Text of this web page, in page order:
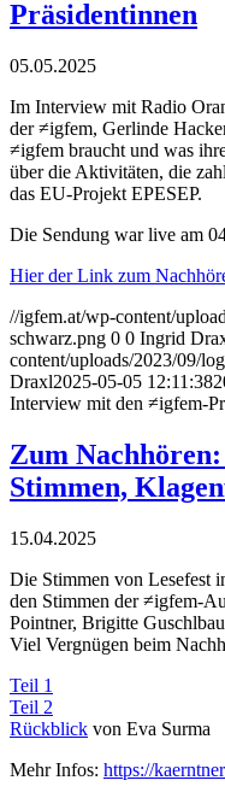
Präsidentinnen
05.05.2025
Im Interview mit Radio
der ≠igfem, Gerlinde
≠igfem braucht und was
über die Aktivitäten, die
das EU-Projekt EPESEP.
Die Sendung war live am
Hier der Link zum
//igfem.at/wp-content/
schwarz.png 0 0 Ingrid
content/uploads/2023/09/
Draxl2025-05-05 12:11:38
Interview mit den ≠igfem-
Zum
Stimmen,
15.04.2025
Die Stimmen von Lesefest
den Stimmen der ≠igfem-
Pointner, Brigitte
Viel Vergnügen beim
Teil 1
Teil 2
Rückblick von Eva Surma
Mehr Infos: https://